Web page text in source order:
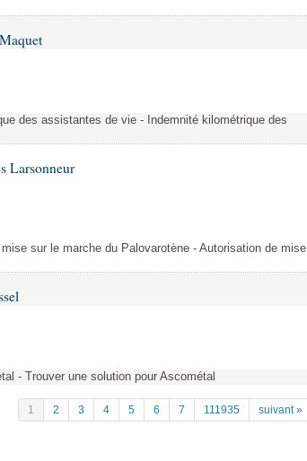
des assistantes de vie - Indemnité kilométrique des
Larsonneur
sur le marche du Palovarotène - Autorisation de mise
- Trouver une solution pour Ascométal
1 2 3 4 5 6 7 111935 suivant »